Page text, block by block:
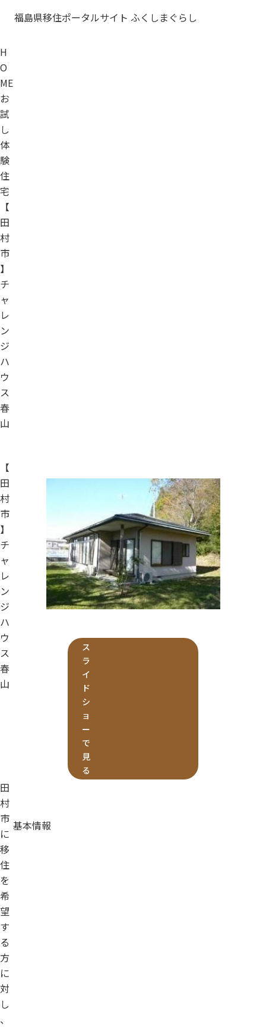
福島県移住ポータルサイト ふくしまぐらし
H
O
ME
お
試
し
体
験
住
宅
【
田
村
市
】
チ
ャ
レ
ン
ジ
ハ
ウ
ス
春
山
【
田
村
市
】
チ
ャ
レ
ン
ジ
ハ
ウ
ス
春
山
ス
ラ
イ
ド
シ
ョ
ー
で
見
る
田
村
市
に
移
住
を
希
望
す
る
方
に
対
し
、
基本情報